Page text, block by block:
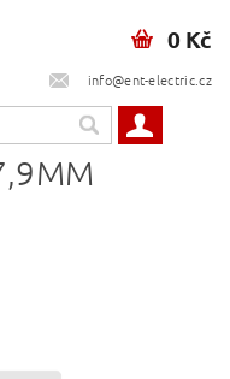
info@ent-electric.cz
0 Kč